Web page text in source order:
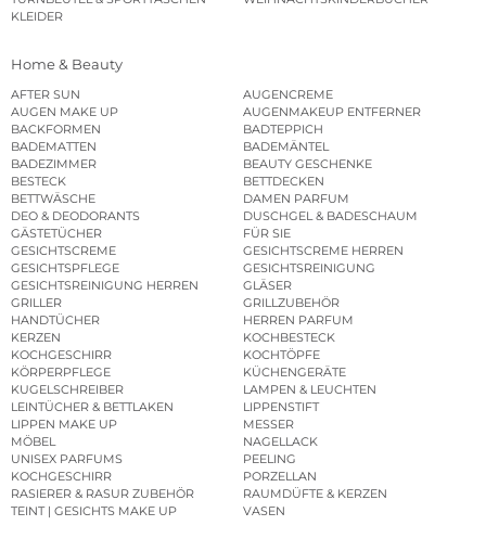
KLEIDER
Home & Beauty
AFTER SUN
AUGENCREME
AUGEN MAKE UP
AUGENMAKEUP ENTFERNER
BACKFORMEN
BADTEPPICH
BADEMATTEN
BADEMÄNTEL
BADEZIMMER
BEAUTY GESCHENKE
BESTECK
BETTDECKEN
BETTWÄSCHE
DAMEN PARFUM
DEO & DEODORANTS
DUSCHGEL & BADESCHAUM
GÄSTETÜCHER
FÜR SIE
GESICHTSCREME
GESICHTSCREME HERREN
GESICHTSPFLEGE
GESICHTSREINIGUNG
GESICHTSREINIGUNG HERREN
GLÄSER
GRILLER
GRILLZUBEHÖR
HANDTÜCHER
HERREN PARFUM
KERZEN
KOCHBESTECK
KOCHGESCHIRR
KOCHTÖPFE
KÖRPERPFLEGE
KÜCHENGERÄTE
KUGELSCHREIBER
LAMPEN & LEUCHTEN
LEINTÜCHER & BETTLAKEN
LIPPENSTIFT
LIPPEN MAKE UP
MESSER
MÖBEL
NAGELLACK
UNISEX PARFUMS
PEELING
KOCHGESCHIRR
PORZELLAN
RASIERER & RASUR ZUBEHÖR
RAUMDÜFTE & KERZEN
TEINT | GESICHTS MAKE UP
VASEN